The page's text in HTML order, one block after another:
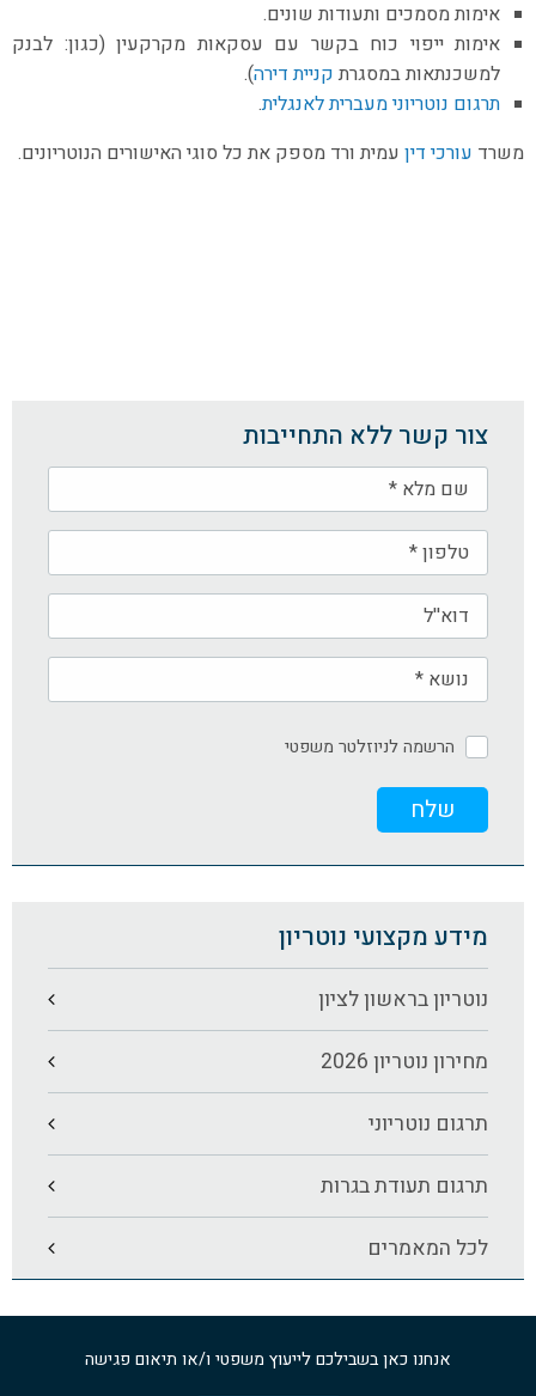
אימות מסמכים ותעודות שונים.
אימות ייפוי כוח בקשר עם עסקאות מקרקעין (כגון: לבנק
למשכנתאות במסגרת קניית דירה).
תרגום נוטריוני מעברית לאנגלית.
משרד עורכי דין עמית ורד מספק את כל סוגי האישורים הנוטריונים.
צור קשר ללא התחייבות
הרשמה לניוזלטר משפטי
מידע מקצועי נוטריון
נוטריון בראשון לציון
מחירון נוטריון 2026
תרגום נוטריוני
תרגום תעודת בגרות
לכל המאמרים
אנחנו כאן בשבילכם לייעוץ משפטי ו/או תיאום פגישה